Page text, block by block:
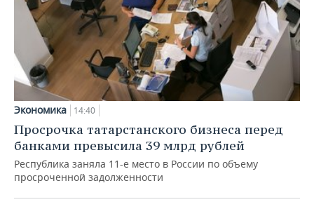
Экономика 14:40
Просрочка татарстанского бизнеса перед
банками превысила 39 млрд рублей
Республика заняла 11-е место в России по объему
просроченной задолженности